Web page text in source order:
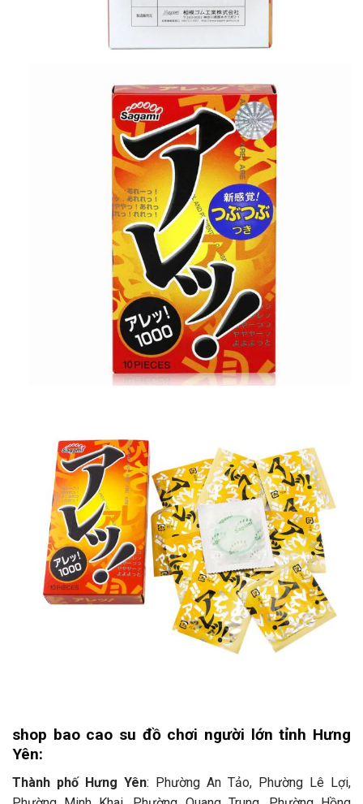
shop bao cao su đồ chơi người lớn tỉnh Hưng
Yên:
Thành phố Hưng Yên: Phường An Tảo, Phường Lê Lợi,